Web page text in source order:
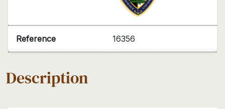
Reference 16356
Description